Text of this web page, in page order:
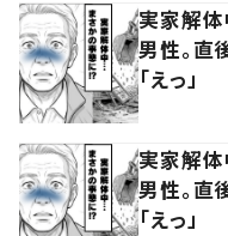
実家解
男性。直
「えっ」
実家解
男性。直
「えっ」